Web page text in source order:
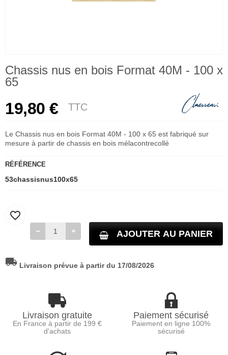
Chassis nus en bois Format 40M - 100 x
65
19,80 € TTC
Le Chassis nus en bois Format 40M - 100 x 65 est fabriqué sur
mesure à partir de chassis en bois mélacontrecollé
RÉFÉRENCE
53chassisnus100x65
AJOUTER AU PANIER
favorite_border
local_shipping Livraison prévue à partir du 17/08/2026
Livraison gratuite
En France à partir de 199 €
d'achats
Paiement sécurisé
Paiement en ligne 100%
sécurisé